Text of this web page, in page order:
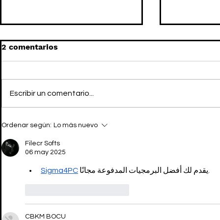
sobre la sobriedad
2 comentarios
Escribir un comentario...
Ordenar según: Lo más nuevo
Filecr Softs
06 may 2025
Sigma4PC يقدم لك أفضل البرمجيات المدفوعة مجانًا.
CBKM BOCU